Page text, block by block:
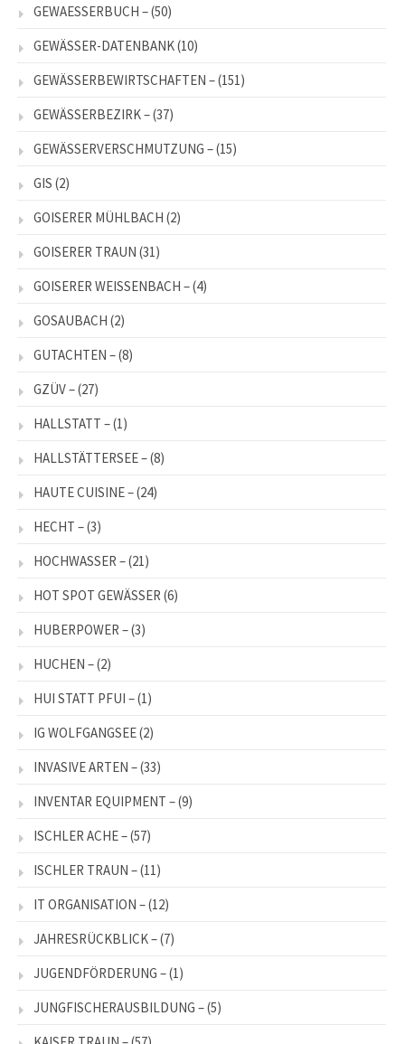
GEWAESSERBUCH –(50)
GEWÄSSER-DATENBANK(10)
GEWÄSSERBEWIRTSCHAFTEN –(151)
GEWÄSSERBEZIRK –(37)
GEWÄSSERVERSCHMUTZUNG –(15)
GIS (2)
GOISERER MÜHLBACH (2)
GOISERER TRAUN (31)
GOISERER WEISSENBACH –(4)
GOSAUBACH (2)
GUTACHTEN –(8)
GZÜV –(27)
HALLSTATT –(1)
HALLSTÄTTERSEE –(8)
HAUTE CUISINE –(24)
HECHT –(3)
HOCHWASSER –(21)
HOT SPOT GEWÄSSER (6)
HUBERPOWER –(3)
HUCHEN –(2)
HUI STATT PFUI –(1)
IG WOLFGANGSEE(2)
INVASIVE ARTEN –(33)
INVENTAR EQUIPMENT –(9)
ISCHLER ACHE –(57)
ISCHLER TRAUN –(11)
IT ORGANISATION –(12)
JAHRESRÜCKBLICK –(7)
JUGENDFÖRDERUNG –(1)
JUNGFISCHERAUSBILDUNG –(5)